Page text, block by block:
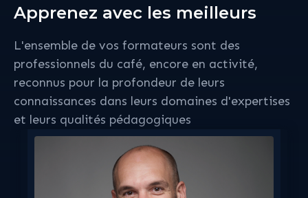
Apprenez avec les meilleurs
L'ensemble de vos formateurs sont des
professionnels du café, encore en activité,
reconnus pour la profondeur de leurs
connaissances dans leurs domaines d'expertises
et leurs qualités pédagogiques